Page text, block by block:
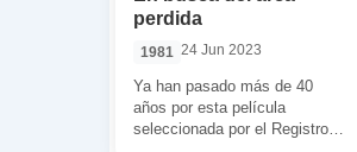
perdida
1981 24 Jun 2023
Ya han pasado más de 40
años por esta película
seleccionada por el Registro